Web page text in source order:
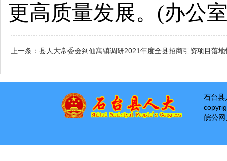
更高质量发展。 (办公
上一条： 县人大常委会到仙寓镇调研2021年度全县招商引资项目落地
石台县
皖公